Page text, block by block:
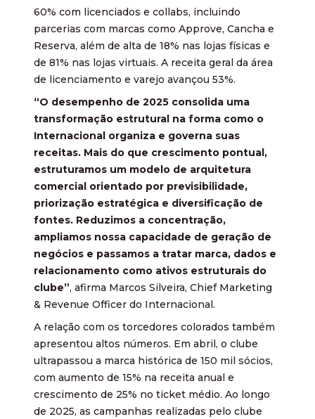
60% com licenciados e collabs, incluindo
parcerias com marcas como Approve, Cancha e
Reserva, além de alta de 18% nas lojas físicas e
de 81% nas lojas virtuais. A receita geral da área
de licenciamento e varejo avançou 53%.
“O desempenho de 2025 consolida uma
transformação estrutural na forma como o
Internacional organiza e governa suas
receitas. Mais do que crescimento pontual,
estruturamos um modelo de arquitetura
comercial orientado por previsibilidade,
priorização estratégica e diversificação de
fontes. Reduzimos a concentração,
ampliamos nossa capacidade de geração de
negócios e passamos a tratar marca, dados e
relacionamento como ativos estruturais do
clube”, afirma Marcos Silveira, Chief Marketing
& Revenue Officer do Internacional.
A relação com os torcedores colorados também
apresentou altos números. Em abril, o clube
ultrapassou a marca histórica de 150 mil sócios,
com aumento de 15% na receita anual e
crescimento de 25% no ticket médio. Ao longo
de 2025, as campanhas realizadas pelo clube